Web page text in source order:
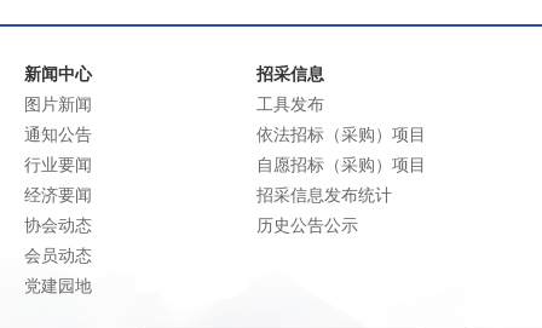
新闻中心
图片新闻
通知公告
行业要闻
经济要闻
协会动态
会员动态
党建园地
招采信息
工具发布
依法招标（采购）项目
自愿招标（采购）项目
招采信息发布统计
历史公告公示